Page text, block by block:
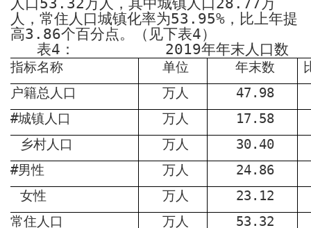
人，常住人口城镇化率为53.95% ，比上年提
高3.86个百分点。（见下表4）
表4 ： 2019年年末人口数
指标名称 单位 年末数
户籍总人口
万人
47.98
#城镇人口 万人
17.58
乡村人口
万人
30.40
#男性 万人
24.86
女性
万人
23.12
常住人口
万人
53.32